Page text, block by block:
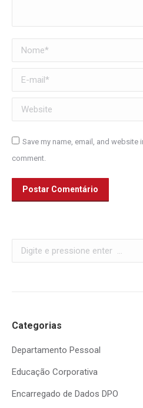
Nome *
E-mail *
Website
Save my name, email, and website
comment.
Postar Comentário
Search:
Categorias
Departamento Pessoal
Educação Corporativa
Encarregado de Dados DPO